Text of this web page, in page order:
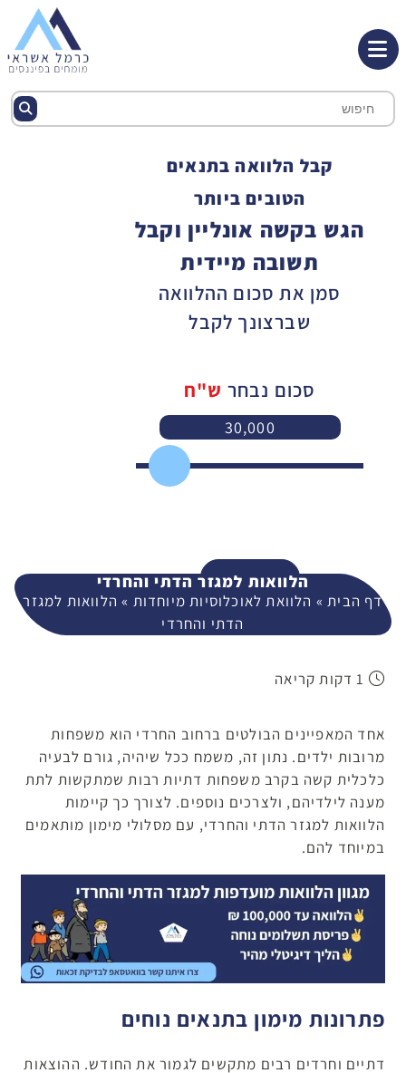
קבל הלוואה בתנאים
הטובים ביותר
הגש בקשה אונליין וקבל
תשובה מיידית
סמן את סכום ההלוואה
שברצונך לקבל
סכום נבחר ש"ח
30,000
המשך
הלוואות למגזר הדתי והחרדי
דף הבית » הלוואת לאוכלוסיות מיוחדות »הלוואות למגזר
הדתי והחרדי
אחד המאפיינים הבולטים ברחוב החרדי הוא משפחות
מרובות ילדים. נתון זה, משמח ככל שיהיה, גורם לבעיה
כלכלית קשה בקרב משפחות דתיות רבות שמתקשות לתת
מענה לילדיהם, ולצרכים נוספים. לצורך כך קיימות
הלוואות למגזר הדתי והחרדי, עם מסלולי מימון מותאמים
במיוחד להם.
פתרונות מימון בתנאים נוחים
דתיים וחרדים רבים מתקשים לגמור את החודש. ההוצאות